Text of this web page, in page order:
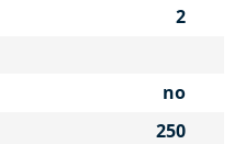
2
no
250